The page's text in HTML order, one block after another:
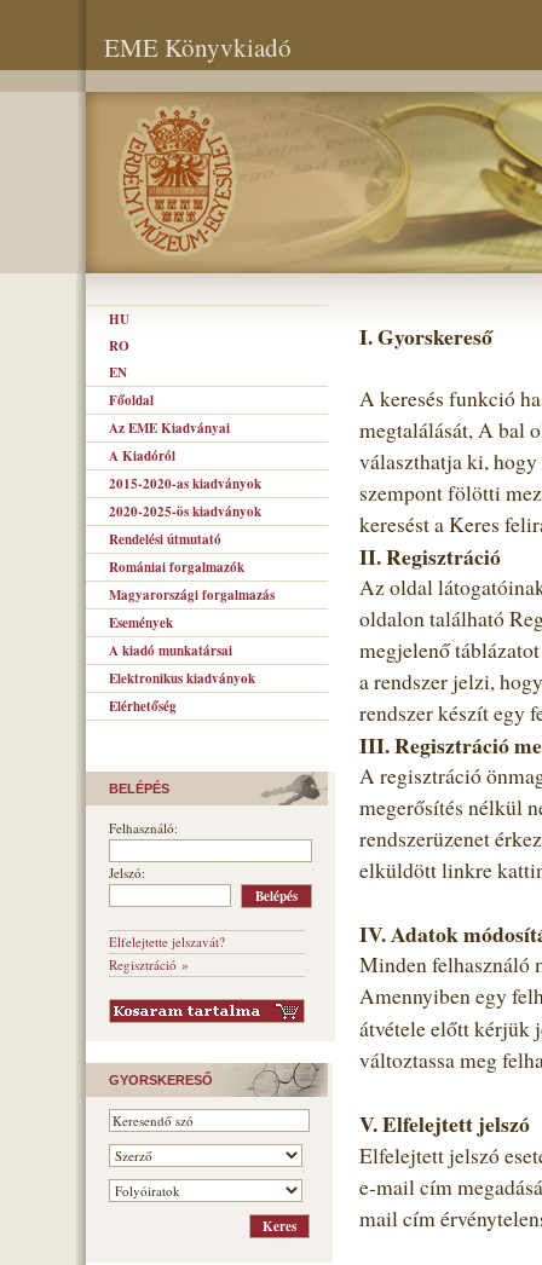
EME Könyvkiadó
HU
RO
EN
Főoldal
Az EME Kiadványai
A Kiadóról
2015-2020-as kiadványok
2020-2025-ös kiadványok
Rendelési útmutató
Romániai forgalmazók
Magyarországi forgalmazás
Események
A kiadó munkatársai
Elektronikus kiadványok
Elérhetőség
BELÉPÉS
Felhasználó:
Jelszó:
Elfelejtette jelszavát?
Regisztráció »
GYORSKERESŐ
I. Gyorskereső
A keresés funkció
megtalálását, A bal
választhatja ki,
szempont fölötti
keresést a Keres
II. Regisztráció
Az oldal
oldalon található
megjelenő
a rendszer jelzi,
rendszer készít egy
III. Regisztráció
A regisztráció
megerősítés nélkül
rendszerüzenet
elküldött linkre
IV. Adatok
Minden felhasználó
Amennyiben egy
átvétele előtt kérjük
változtassa meg
V. Elfelejtett jelszó
Elfelejtett jelszó
e-mail cím
mail cím